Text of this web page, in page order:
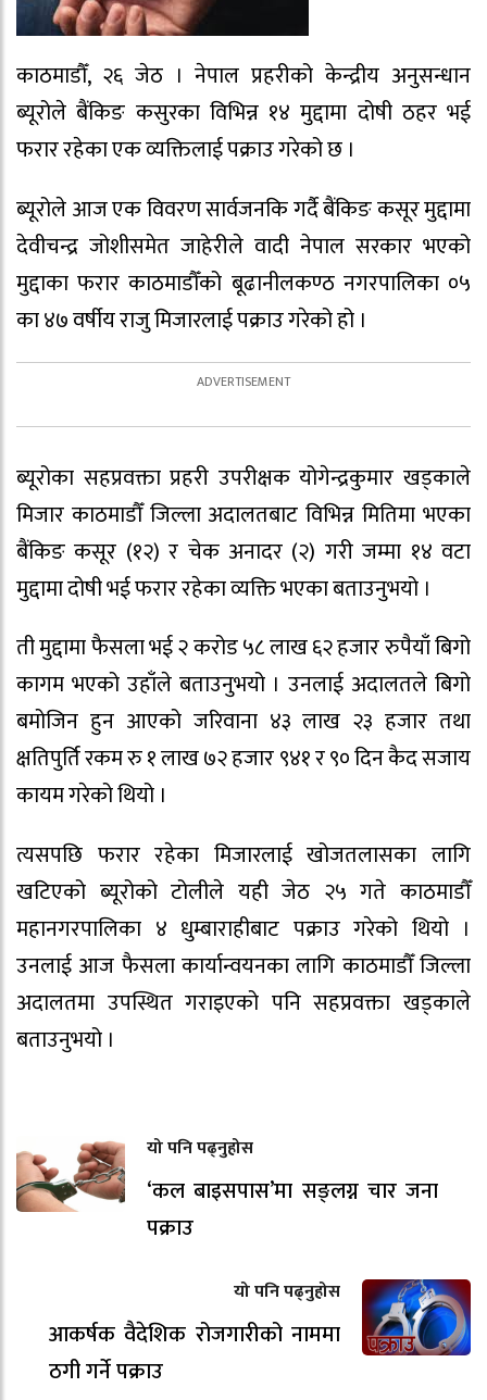
काठमाडौँ, २६ जेठ । नेपाल प्रहरीको केन्द्रीय अनुसन्धान
ब्यूरोले बैंकिङ कसुरका विभिन्न १४ मुद्दामा दोषी ठहर भई
फरार रहेका एक व्यक्तिलाई पक्राउ गरेको छ ।
ब्यूरोले आज एक विवरण सार्वजनकि गर्दै बैंकिङ कसूर मुद्दामा
देवीचन्द्र जोशीसमेत जाहेरीले वादी नेपाल सरकार भएको
मुद्दाका फरार काठमाडौँको बूढानीलकण्ठ नगरपालिका ०५
का ४७ वर्षीय राजु मिजारलाई पक्राउ गरेको हो ।
ब्यूरोका सहप्रवक्ता प्रहरी उपरीक्षक योगेन्द्रकुमार खड्काले
मिजार काठमाडौँ जिल्ला अदालतबाट विभिन्न मितिमा भएका
बैंकिङ कसूर (१२) र चेक अनादर (२) गरी जम्मा १४ वटा
मुद्दामा दोषी भई फरार रहेका व्यक्ति भएका बताउनुभयो ।
ती मुद्दामा फैसला भई २ करोड ५८ लाख ६२ हजार रुपैयाँ बिगो
कागम भएको उहाँले बताउनुभयो । उनलाई अदालतले बिगो
बमोजिन हुन आएको जरिवाना ४३ लाख २३ हजार तथा
क्षतिपुर्ति रकम रु १ लाख ७२ हजार ९४१ र ९० दिन कैद सजाय
कायम गरेको थियो ।
त्यसपछि फरार रहेका मिजारलाई खोजतलासका लागि
खटिएको ब्यूरोको टोलीले यही जेठ २५ गते काठमाडौँ
महानगरपालिका ४ धुम्बाराहीबाट पक्राउ गरेको थियो ।
उनलाई आज फैसला कार्यान्वयनका लागि काठमाडौँ जिल्ला
अदालतमा उपस्थित गराइएको पनि सहप्रवक्ता खड्काले
बताउनुभयो ।
यो पनि पढ्नुहोस
‘कल बाइसपास’मा सङ्लग्न चार जना
पक्राउ
यो पनि पढ्नुहोस
आकर्षक वैदेशिक रोजगारीको नाममा
ठगी गर्ने पक्राउ